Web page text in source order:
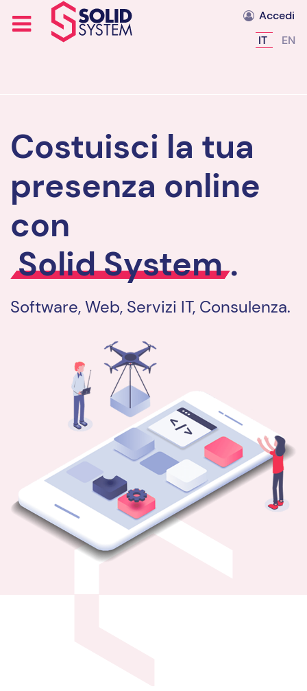
Accedi
IT EN
Costuisci la tua
presenza online
con
Solid System .
Software, Web, Servizi IT, Consulenza.